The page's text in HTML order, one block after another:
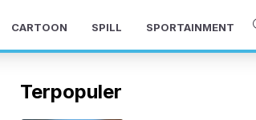
CARTOON SPILL SPORTAINMENT
Terpopuler